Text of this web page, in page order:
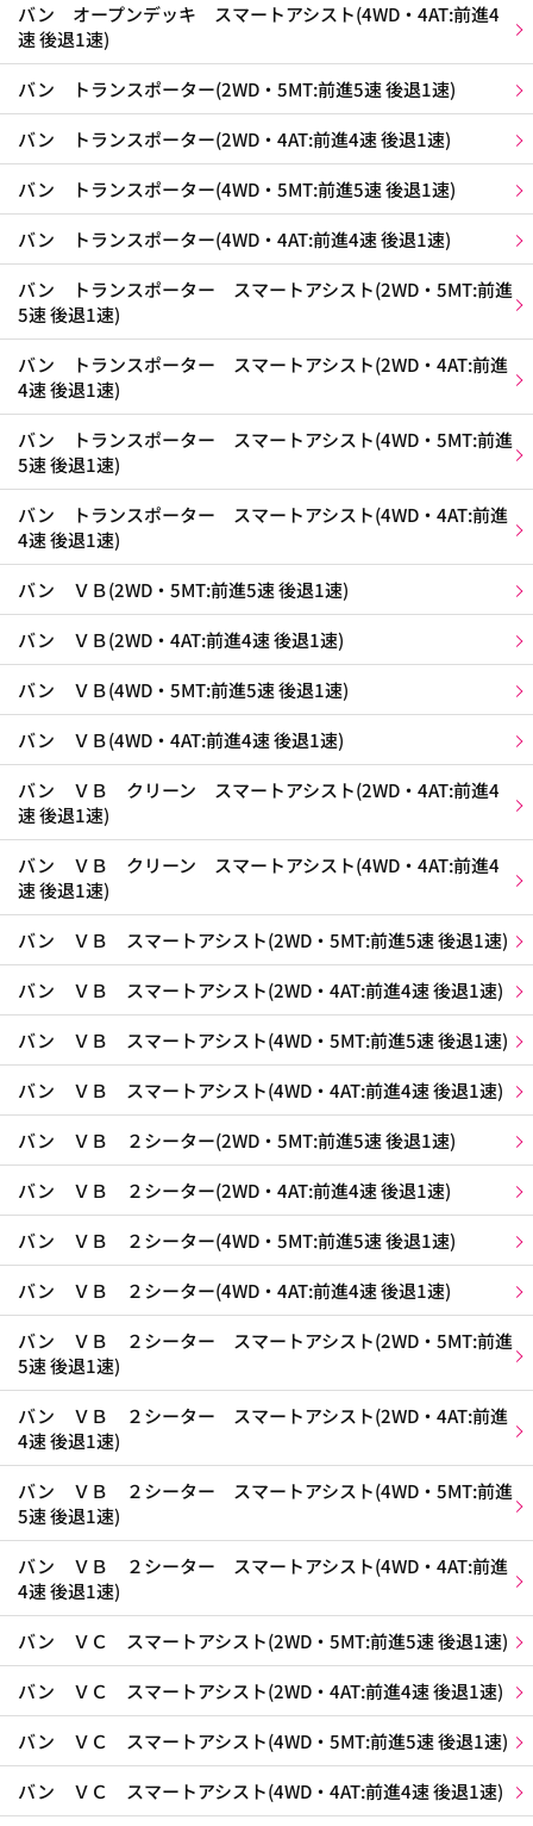
バン オープンデッキ スマートアシスト(4WD・4AT:前進4
速 後退1速)
バン トランスポーター(2WD・5MT:前進5速 後退1速)
バン トランスポーター(2WD・4AT:前進4速 後退1速)
バン トランスポーター(4WD・5MT:前進5速 後退1速)
バン トランスポーター(4WD・4AT:前進4速 後退1速)
バン トランスポーター スマートアシスト(2WD・5MT:前進
5速 後退1速)
バン トランスポーター スマートアシスト(2WD・4AT:前進
4速 後退1速)
バン トランスポーター スマートアシスト(4WD・5MT:前進
5速 後退1速)
バン トランスポーター スマートアシスト(4WD・4AT:前進
4速 後退1速)
バン ＶＢ(2WD・5MT:前進5速 後退1速)
バン ＶＢ(2WD・4AT:前進4速 後退1速)
バン ＶＢ(4WD・5MT:前進5速 後退1速)
バン ＶＢ(4WD・4AT:前進4速 後退1速)
バン ＶＢ クリーン スマートアシスト(2WD・4AT:前進4
速 後退1速)
バン ＶＢ クリーン スマートアシスト(4WD・4AT:前進4
速 後退1速)
バン ＶＢ スマートアシスト(2WD・5MT:前進5速 後退1速)
バン ＶＢ スマートアシスト(2WD・4AT:前進4速 後退1速)
バン ＶＢ スマートアシスト(4WD・5MT:前進5速 後退1速)
バン ＶＢ スマートアシスト(4WD・4AT:前進4速 後退1速)
バン ＶＢ ２シーター(2WD・5MT:前進5速 後退1速)
バン ＶＢ ２シーター(2WD・4AT:前進4速 後退1速)
バン ＶＢ ２シーター(4WD・5MT:前進5速 後退1速)
バン ＶＢ ２シーター(4WD・4AT:前進4速 後退1速)
バン ＶＢ ２シーター スマートアシスト(2WD・5MT:前進
5速 後退1速)
バン ＶＢ ２シーター スマートアシスト(2WD・4AT:前進
4速 後退1速)
バン ＶＢ ２シーター スマートアシスト(4WD・5MT:前進
5速 後退1速)
バン ＶＢ ２シーター スマートアシスト(4WD・4AT:前進
4速 後退1速)
バン ＶＣ スマートアシスト(2WD・5MT:前進5速 後退1速)
バン ＶＣ スマートアシスト(2WD・4AT:前進4速 後退1速)
バン ＶＣ スマートアシスト(4WD・5MT:前進5速 後退1速)
バン ＶＣ スマートアシスト(4WD・4AT:前進4速 後退1速)